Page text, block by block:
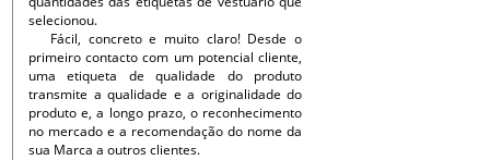
selecionou.
Fácil, concreto e muito claro! Desde o
primeiro contacto com um potencial cliente,
uma etiqueta de qualidade do produto
transmite a qualidade e a originalidade do
produto e, a longo prazo, o reconhecimento
no mercado e a recomendação do nome da
sua Marca a outros clientes.